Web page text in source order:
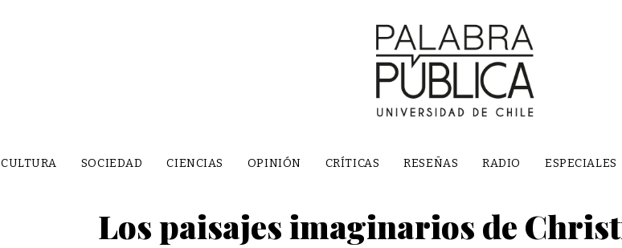
CULTURA SOCIEDAD CIENCIAS OPINIÓN CRÍTICAS RESEÑAS RADIO ESPECIALES
Los paisajes imaginarios de